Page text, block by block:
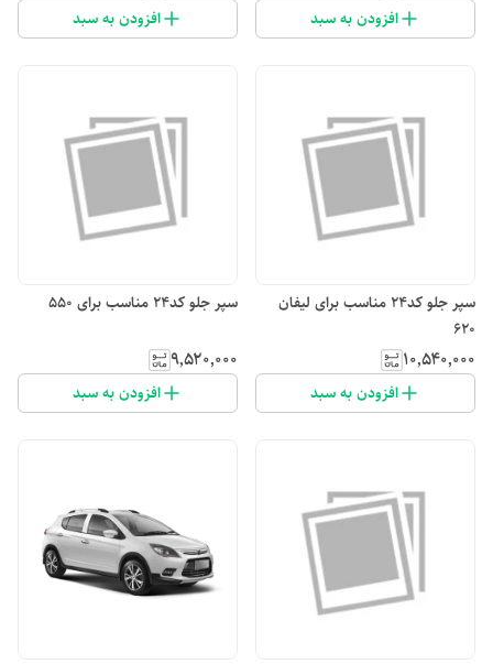
افزودن به سبد افزودن به سبد
سپر جلو کد۲۴ مناسب برای لیفان
620
۱۰٬۵۴۰٬۰۰۰
افزودن به سبد
سپر جلو کد۲۴ مناسب برای ۵۵۰
۹٬۵۲۰٬۰۰۰
افزودن به سبد